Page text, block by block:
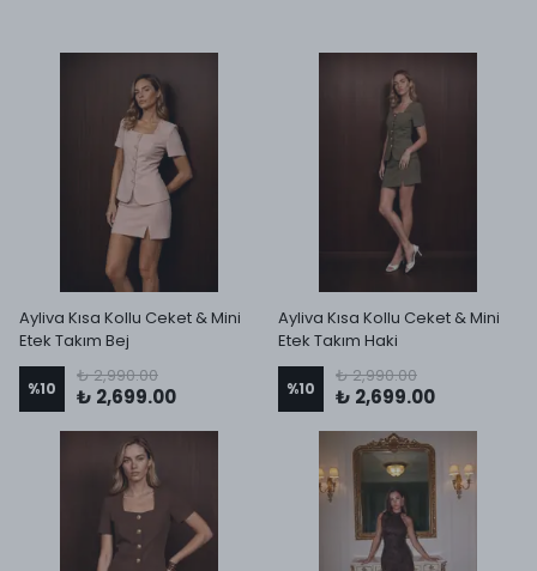
Ayliva Kısa Kollu Ceket & Mini
Etek Takım Bej
%10
₺ 2,990.00
₺ 2,699.00
Ayliva Kısa Kollu Ceket & Mini
Etek Takım Haki
%10
₺ 2,990.00
₺ 2,699.00